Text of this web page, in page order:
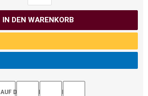
IN DEN WARENKORB
AUF DEN MERKZETTEL